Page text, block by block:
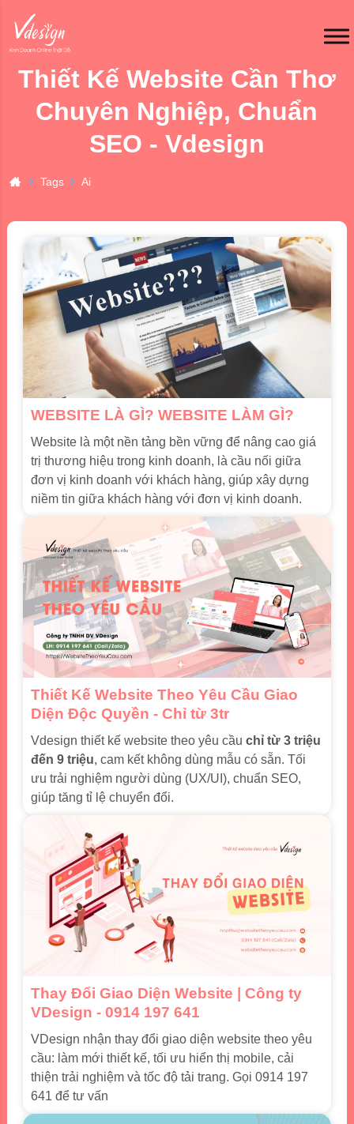
Thiết Kế Website Cần Thơ
Chuyên Nghiệp, Chuẩn
SEO - Vdesign
Tags Ai
WEBSITE LÀ GÌ? WEBSITE LÀM GÌ?
Website là một nền tảng bền vững để nâng cao giá
trị thương hiệu trong kinh doanh, là cầu nối giữa
đơn vị kinh doanh với khách hàng, giúp xây dựng
niềm tin giữa khách hàng với đơn vị kinh doanh.
Thiết Kế Website Theo Yêu Cầu Giao
Diện Độc Quyền - Chỉ từ 3tr
Vdesign thiết kế website theo yêu cầu chỉ từ 3 triệu
đến 9 triệu, cam kết không dùng mẫu có sẵn. Tối
ưu trải nghiệm người dùng (UX/UI), chuẩn SEO,
giúp tăng tỉ lệ chuyển đổi.
Thay Đổi Giao Diện Website | Công ty
VDesign - 0914 197 641
VDesign nhận thay đổi giao diện website theo yêu
cầu: làm mới thiết kế, tối ưu hiển thị mobile, cải
thiện trải nghiệm và tốc độ tải trang. Gọi 0914 197
641 để tư vấn